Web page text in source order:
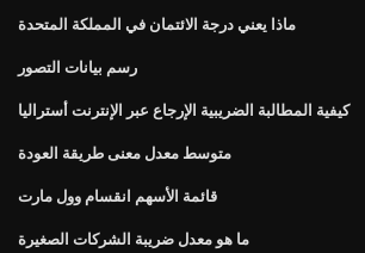
ماذا يعني درجة الائتمان في المملكة المتحدة
رسم بيانات التصور
كيفية المطالبة الضريبية الإرجاع عبر الإنترنت أستراليا
متوسط ​​معدل معنى طريقة العودة
قائمة الأسهم انقسام وول مارت
ما هو معدل ضريبة الشركات الصغيرة